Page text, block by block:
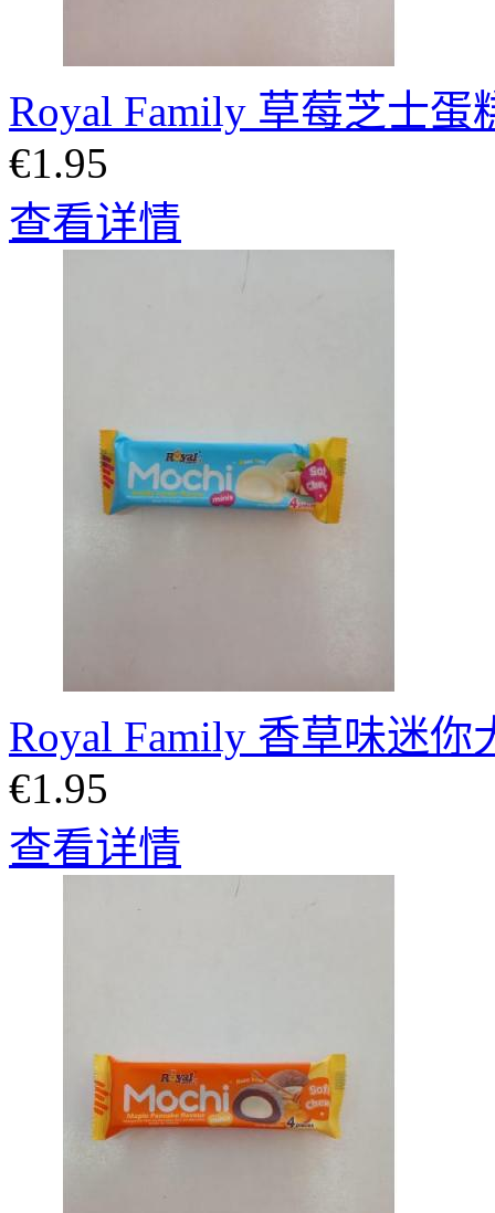
Royal Family 草莓芝士
€1.95
查看详情
Royal Family 香草味迷你
€1.95
查看详情